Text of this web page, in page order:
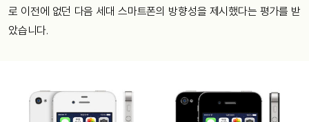
로 이전에 없던 다음 세대 스마트폰의 방향성을 제시했다는 평가를 받
았습니다.